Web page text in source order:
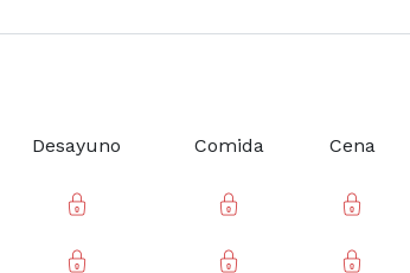
Desayuno Comida Cena